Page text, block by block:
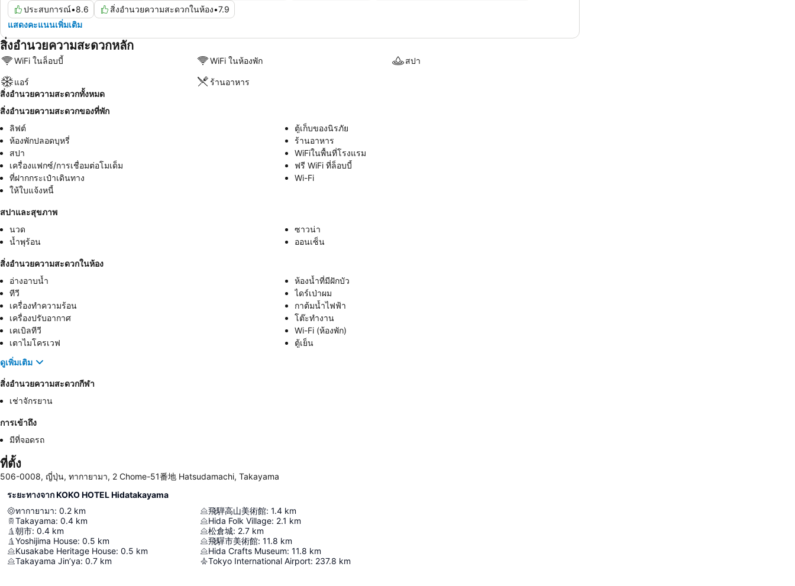
ประสบการณ์•8.6 สิ่งอำนวยความสะดวกในห้อง•7.9
แสดงคะแนนเพิ่มเติม
สิ่งอำนวยความสะดวกหลัก
WiFi ในล็อบบี้ WiFi ในห้องพัก สปา
แอร์
ร้านอาหาร
สิ่งอำนวยความสะดวกทั้งหมด
สิ่งอำนวยความสะดวกของที่พัก
ลิฟต์
ตู้เก็บของนิรภัย
ห้องพักปลอดบุหรี่
ร้านอาหาร
สปา
WiFiในพื้นที่โรงแรม
เครื่องแฟกซ์/การเชื่อมต่อโมเด็ม
ฟรี WiFi ที่ล็อบบี้
ที่ฝากกระเป๋าเดินทาง
Wi-Fi
ให้ใบแจ้งหนี้
สปาและสุขภาพ
นวด
ซาวน่า
น้ำพุร้อน
ออนเซ็น
สิ่งอำนวยความสะดวกในห้อง
อ่างอาบน้ำ
ห้องน้ำที่มีฝักบัว
ทีวี
ไดร์เป่าผม
เครื่องทำความร้อน
กาต้มน้ำไฟฟ้า
เครื่องปรับอากาศ
โต๊ะทำงาน
เคเบิลทีวี
Wi-Fi (ห้องพัก)
เตาไมโครเวฟ
ตู้เย็น
ดูเพิ่มเติม
สิ่งอำนวยความสะดวกกีฬา
เช่าจักรยาน
การเข้าถึง
มีที่จอดรถ
ที่ตั้ง
506-0008, ญี่ปุ่น, ทากายามา, 2 Chome-51番地 Hatsudamachi, Takayama
ระยะทางจาก KOKO HOTEL Hidatakayama
ทากายามา: 0.2 km
Takayama: 0.4 km
朝市: 0.4 km
Yoshijima House: 0.5 km
Kusakabe Heritage House: 0.5 km
Takayama Jin’ya: 0.7 km
飛騨高山美術館: 1.4 km
Hida Folk Village: 2.1 km
松倉城: 2.7 km
飛驒市美術館: 11.8 km
Hida Crafts Museum: 11.8 km
Tokyo International Airport: 237.8 km